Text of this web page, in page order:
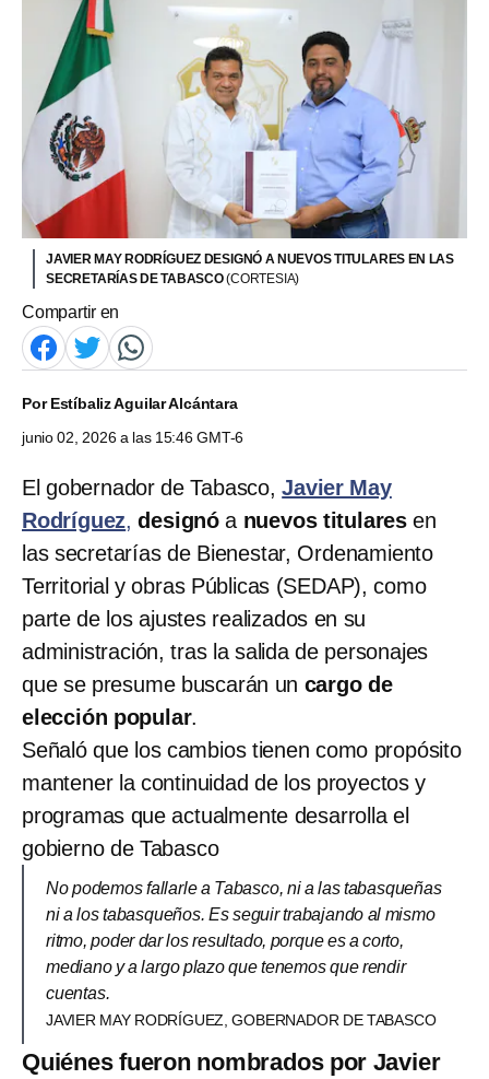
JAVIER MAY RODRÍGUEZ DESIGNÓ A NUEVOS TITULARES EN LAS
SECRETARÍAS DE TABASCO(CORTESIA)
Compartir en
PorEstíbaliz Aguilar Alcántara
junio 02, 2026 a las 15:46 GMT-6
El gobernador de Tabasco,Javier May
Rodríguez, designó a nuevos titulares en
las secretarías de Bienestar, Ordenamiento
Territorial y obras Públicas (SEDAP), como
parte de los ajustes realizados en su
administración, tras la salida de personajes
que se presume buscarán un cargo de
elección popular.
Señaló que los cambios tienen como propósito
mantener la continuidad de los proyectos y
programas que actualmente desarrolla el
gobierno de Tabasco
No podemos fallarle a Tabasco, ni a las tabasqueñas
ni a los tabasqueños. Es seguir trabajando al mismo
ritmo, poder dar los resultado, porque es a corto,
mediano y a largo plazo que tenemos que rendir
cuentas.
JAVIER MAY RODRÍGUEZ, GOBERNADOR DE TABASCO
Quiénes fueron nombrados por Javier